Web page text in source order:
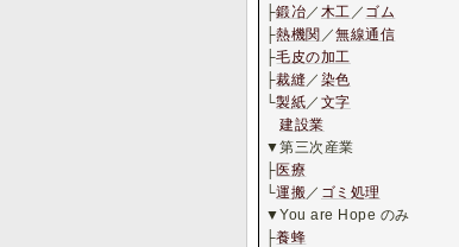
├鍛冶 ／ 木工 ／ ゴム
├熱機関 ／無線通信
├毛皮の加工
├裁縫 ／ 染色
└製紙 ／ 文字
建設業
▼第三次産業
├医療
└運搬 ／ ゴミ処理
▼You are Hope のみ
├養蜂